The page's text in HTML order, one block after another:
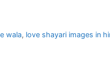
wala, love shayari images in